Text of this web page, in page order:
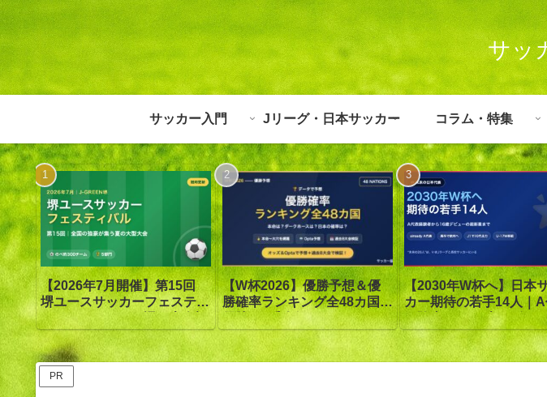
サッ
サッカー入門 Jリーグ・日本サッカー コラム・特集
【2026年7月開催】第15回
堺ユースサッカーフェスティ
バル in J-GREEN堺｜大会概
要・日程・参加カテゴリ【随
時更新】
【W杯2026】優勝予想＆優
勝確率ランキング全48カ国｜
優勝は1番人気スペイン｜オ
ッズ答え合わせ【Opta検
証】
【2030年W杯へ】日本
カー期待の若手14人｜
経験者から16歳デビュ
新星まで“未来の日本代
先取り
PR